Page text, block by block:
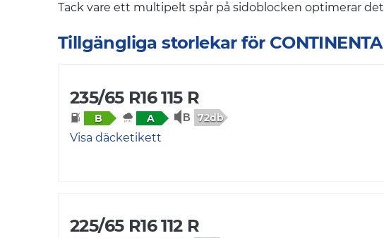
Tack vare ett multipelt spår på sidoblocken optimerar
Tillgängliga storlekar för
235/65 R16 115 R
B A 72db
Visa däcketikett
225/65 R16 112 R